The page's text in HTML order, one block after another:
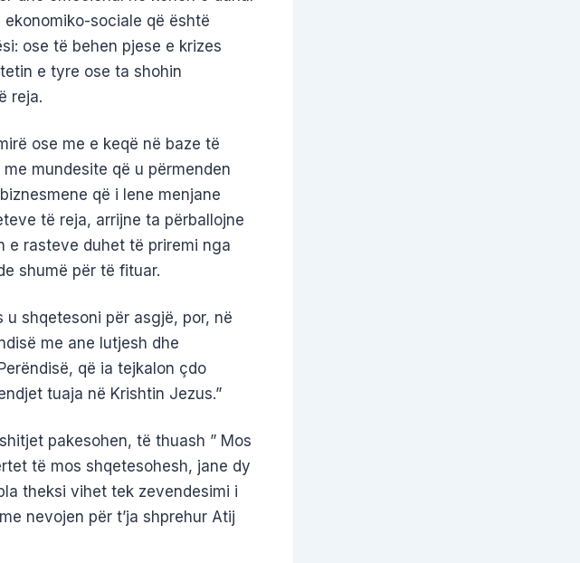
sociale që është
ose të behen pjese e krizes
e tyre ose ta shohin
reja.
ose me e keqë në baze të
mundesite që u përmenden
që i lene menjane
të reja, arrijne ta përballojne
e rasteve duhet të priremi nga
shumë për të fituar.
u shqetesoni për asgjë, por, në
me ane lutjesh dhe
që ia tejkalon çdo
tuaja në Krishtin Jezus.”
pakesohen, të thuash ” Mos
të mos shqetesohesh, jane dy
theksi vihet tek zevendesimi i
nevojen për t’ja shprehur Atij